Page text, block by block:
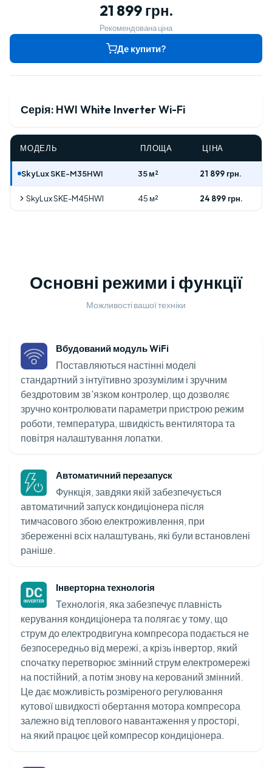
21 899 грн.
Рекомендована ціна
Де купити?
Серія: HWI White Inverter Wi-Fi
МОДЕЛЬ ПЛОЩА ЦІНА
SkyLux SKE-M35HWI 35 м² 21 899 грн.
SkyLux SKE-M45HWI 45 м² 24 899 грн.
Основні режими і функції
Можливості вашої техніки
Вбудований модуль WiFi
Поставляються настінні моделі
стандартний з інтуїтивно зрозумілим і зручним
бездротовим зв'язком контролер, що дозволяє
зручно контролювати параметри пристрою режим
роботи, температура, швидкість вентилятора та
повітря налаштування лопатки.
Автоматичний перезапуск
Функція, завдяки якій забезпечується
автоматичний запуск кондиціонера після
тимчасового збою електроживлення, при
збереженні всіх налаштувань, які були встановлені
раніше.
Інверторна технологія
Технологія, яка забезпечує плавність
керування кондиціонера та полягає у тому, що
струм до електродвигуна компресора подається не
безпосередньо від мережі, а крізь інвертор, який
спочатку перетворює змінний струм електромережі
на постійний, а потім знову на керований змінний.
Це дає можливість розміреного регулювання
кутової швидкості обертання мотора компресора
залежно від теплового навантаження у просторі,
на який працює цей компресор кондиціонера.